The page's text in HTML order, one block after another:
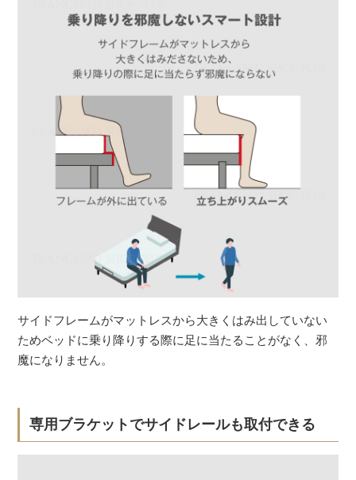
サイドフレームがマットレスから大きくはみ出していない
ためベッドに乗り降りする際に足に当たることがなく、邪
魔になりません。
専用ブラケットでサイドレールも取付できる